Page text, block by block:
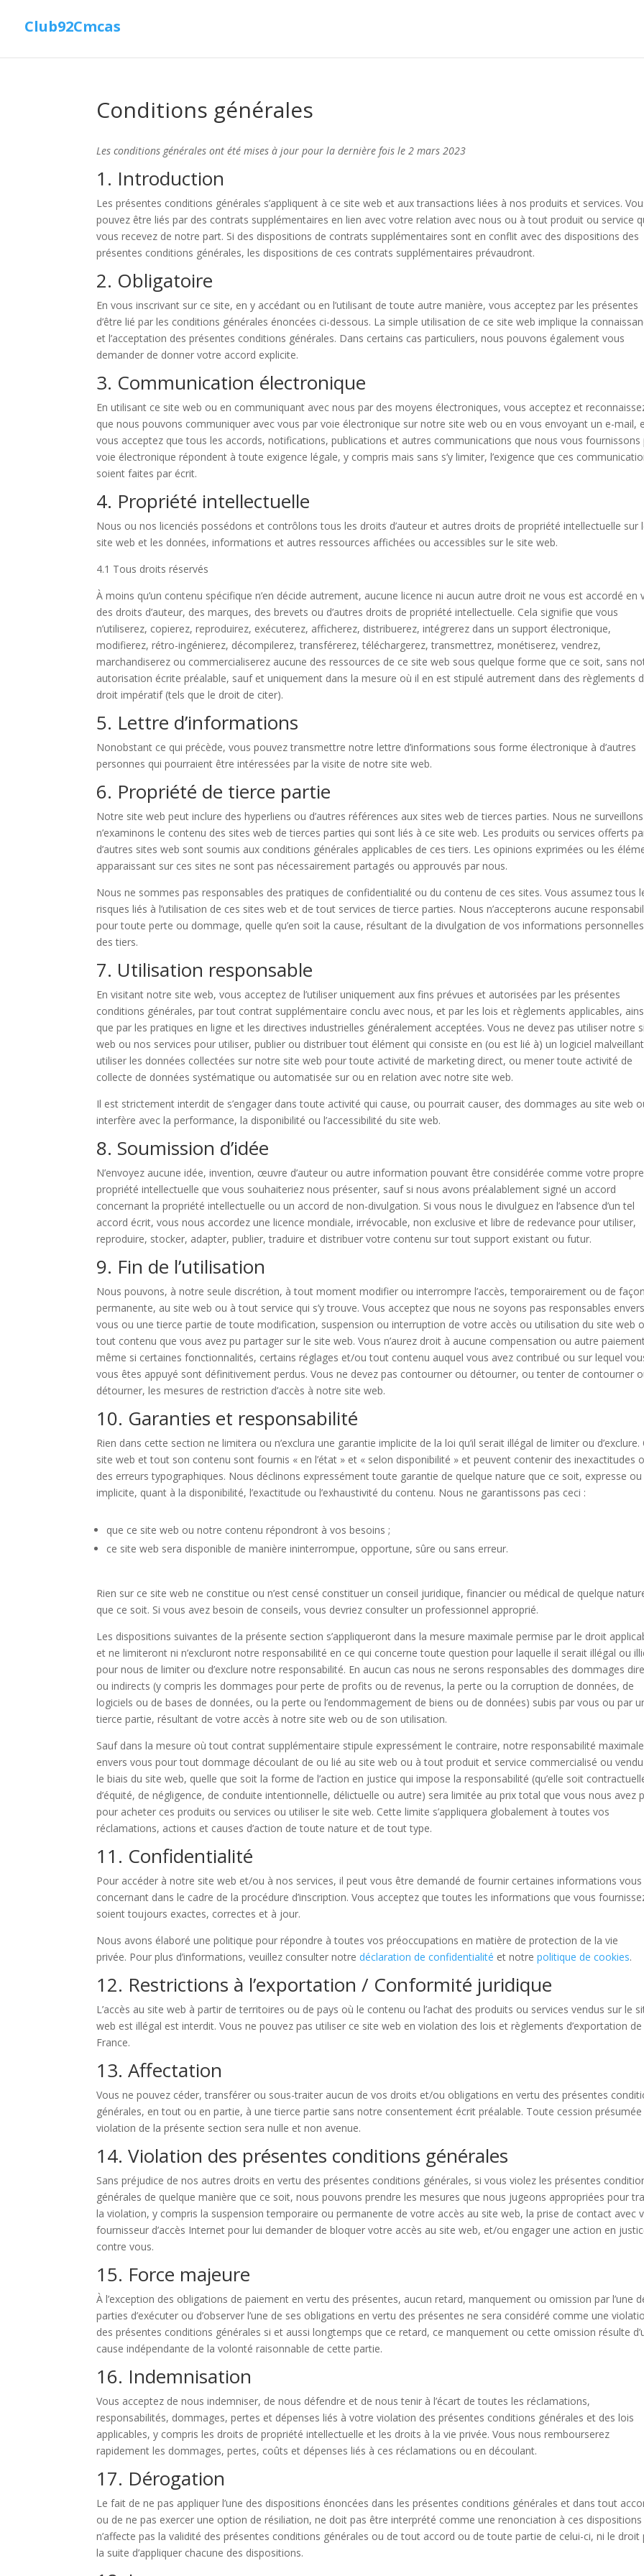
Club92Cmcas
Conditions générales
Les conditions générales ont été mises à jour pour la dernière fois le 2 mars 2023
1. Introduction
Les présentes conditions générales s’appliquent à ce site web et aux transactions liées à nos produits et services.
pouvez être liés par des contrats supplémentaires en lien avec votre relation avec nous ou à tout produit ou service
vous recevez de notre part. Si des dispositions de contrats supplémentaires sont en conflit avec des dispositions des
présentes conditions générales, les dispositions de ces contrats supplémentaires prévaudront.
2. Obligatoire
En vous inscrivant sur ce site, en y accédant ou en l’utilisant de toute autre manière, vous acceptez par les présentes
d’être lié par les conditions générales énoncées ci-dessous. La simple utilisation de ce site web implique la
et l’acceptation des présentes conditions générales. Dans certains cas particuliers, nous pouvons également vous
demander de donner votre accord explicite.
3. Communication électronique
En utilisant ce site web ou en communiquant avec nous par des moyens électroniques, vous acceptez et
que nous pouvons communiquer avec vous par voie électronique sur notre site web ou en vous envoyant un e-mail,
vous acceptez que tous les accords, notifications, publications et autres communications que nous vous fournissons
voie électronique répondent à toute exigence légale, y compris mais sans s’y limiter, l’exigence que ces
soient faites par écrit.
4. Propriété intellectuelle
Nous ou nos licenciés possédons et contrôlons tous les droits d’auteur et autres droits de propriété intellectuelle sur
site web et les données, informations et autres ressources affichées ou accessibles sur le site web.
4.1 Tous droits réservés
À moins qu’un contenu spécifique n’en décide autrement, aucune licence ni aucun autre droit ne vous est accordé en
des droits d’auteur, des marques, des brevets ou d’autres droits de propriété intellectuelle. Cela signifie que vous
n’utiliserez, copierez, reproduirez, exécuterez, afficherez, distribuerez, intégrerez dans un support électronique,
modifierez, rétro-ingénierez, décompilerez, transférerez, téléchargerez, transmettrez, monétiserez, vendrez,
marchandiserez ou commercialiserez aucune des ressources de ce site web sous quelque forme que ce soit, sans
autorisation écrite préalable, sauf et uniquement dans la mesure où il en est stipulé autrement dans des règlements
droit impératif (tels que le droit de citer).
5. Lettre d’informations
Nonobstant ce qui précède, vous pouvez transmettre notre lettre d’informations sous forme électronique à d’autres
personnes qui pourraient être intéressées par la visite de notre site web.
6. Propriété de tierce partie
Notre site web peut inclure des hyperliens ou d’autres références aux sites web de tierces parties. Nous ne
n’examinons le contenu des sites web de tierces parties qui sont liés à ce site web. Les produits ou services offerts
d’autres sites web sont soumis aux conditions générales applicables de ces tiers. Les opinions exprimées ou les
apparaissant sur ces sites ne sont pas nécessairement partagés ou approuvés par nous.
Nous ne sommes pas responsables des pratiques de confidentialité ou du contenu de ces sites. Vous assumez tous
risques liés à l’utilisation de ces sites web et de tout services de tierce parties. Nous n’accepterons aucune
pour toute perte ou dommage, quelle qu’en soit la cause, résultant de la divulgation de vos informations
des tiers.
7. Utilisation responsable
En visitant notre site web, vous acceptez de l’utiliser uniquement aux fins prévues et autorisées par les présentes
conditions générales, par tout contrat supplémentaire conclu avec nous, et par les lois et règlements applicables,
que par les pratiques en ligne et les directives industrielles généralement acceptées. Vous ne devez pas utiliser notre
web ou nos services pour utiliser, publier ou distribuer tout élément qui consiste en (ou est lié à) un logiciel
utiliser les données collectées sur notre site web pour toute activité de marketing direct, ou mener toute activité de
collecte de données systématique ou automatisée sur ou en relation avec notre site web.
Il est strictement interdit de s’engager dans toute activité qui cause, ou pourrait causer, des dommages au site web
interfère avec la performance, la disponibilité ou l’accessibilité du site web.
8. Soumission d’idée
N’envoyez aucune idée, invention, œuvre d’auteur ou autre information pouvant être considérée comme votre propre
propriété intellectuelle que vous souhaiteriez nous présenter, sauf si nous avons préalablement signé un accord
concernant la propriété intellectuelle ou un accord de non-divulgation. Si vous nous le divulguez en l’absence d’un tel
accord écrit, vous nous accordez une licence mondiale, irrévocable, non exclusive et libre de redevance pour utiliser,
reproduire, stocker, adapter, publier, traduire et distribuer votre contenu sur tout support existant ou futur.
9. Fin de l’utilisation
Nous pouvons, à notre seule discrétion, à tout moment modifier ou interrompre l’accès, temporairement ou de façon
permanente, au site web ou à tout service qui s’y trouve. Vous acceptez que nous ne soyons pas responsables envers
vous ou une tierce partie de toute modification, suspension ou interruption de votre accès ou utilisation du site web
tout contenu que vous avez pu partager sur le site web. Vous n’aurez droit à aucune compensation ou autre
même si certaines fonctionnalités, certains réglages et/ou tout contenu auquel vous avez contribué ou sur lequel
vous êtes appuyé sont définitivement perdus. Vous ne devez pas contourner ou détourner, ou tenter de contourner
détourner, les mesures de restriction d’accès à notre site web.
10. Garanties et responsabilité
Rien dans cette section ne limitera ou n’exclura une garantie implicite de la loi qu’il serait illégal de limiter ou d’exclure.
site web et tout son contenu sont fournis « en l’état » et « selon disponibilité » et peuvent contenir des inexactitudes
des erreurs typographiques. Nous déclinons expressément toute garantie de quelque nature que ce soit, expresse ou
implicite, quant à la disponibilité, l’exactitude ou l’exhaustivité du contenu. Nous ne garantissons pas ceci :
que ce site web ou notre contenu répondront à vos besoins ;
ce site web sera disponible de manière ininterrompue, opportune, sûre ou sans erreur.
Rien sur ce site web ne constitue ou n’est censé constituer un conseil juridique, financier ou médical de quelque
que ce soit. Si vous avez besoin de conseils, vous devriez consulter un professionnel approprié.
Les dispositions suivantes de la présente section s’appliqueront dans la mesure maximale permise par le droit
et ne limiteront ni n’excluront notre responsabilité en ce qui concerne toute question pour laquelle il serait illégal ou
pour nous de limiter ou d’exclure notre responsabilité. En aucun cas nous ne serons responsables des dommages
ou indirects (y compris les dommages pour perte de profits ou de revenus, la perte ou la corruption de données, de
logiciels ou de bases de données, ou la perte ou l’endommagement de biens ou de données) subis par vous ou par
tierce partie, résultant de votre accès à notre site web ou de son utilisation.
Sauf dans la mesure où tout contrat supplémentaire stipule expressément le contraire, notre responsabilité maximale
envers vous pour tout dommage découlant de ou lié au site web ou à tout produit et service commercialisé ou
le biais du site web, quelle que soit la forme de l’action en justice qui impose la responsabilité (qu’elle soit
d’équité, de négligence, de conduite intentionnelle, délictuelle ou autre) sera limitée au prix total que vous nous avez
pour acheter ces produits ou services ou utiliser le site web. Cette limite s’appliquera globalement à toutes vos
réclamations, actions et causes d’action de toute nature et de tout type.
11. Confidentialité
Pour accéder à notre site web et/ou à nos services, il peut vous être demandé de fournir certaines informations vous
concernant dans le cadre de la procédure d’inscription. Vous acceptez que toutes les informations que vous
soient toujours exactes, correctes et à jour.
Nous avons élaboré une politique pour répondre à toutes vos préoccupations en matière de protection de la vie
privée. Pour plus d’informations, veuillez consulter notredéclaration de confidentialité et notrepolitique de cookies.
12. Restrictions à l’exportation / Conformité juridique
L’accès au site web à partir de territoires ou de pays où le contenu ou l’achat des produits ou services vendus sur le
web est illégal est interdit. Vous ne pouvez pas utiliser ce site web en violation des lois et règlements d’exportation de
France.
13. Affectation
Vous ne pouvez céder, transférer ou sous-traiter aucun de vos droits et/ou obligations en vertu des présentes
générales, en tout ou en partie, à une tierce partie sans notre consentement écrit préalable. Toute cession présumée
violation de la présente section sera nulle et non avenue.
14. Violation des présentes conditions générales
Sans préjudice de nos autres droits en vertu des présentes conditions générales, si vous violez les présentes
générales de quelque manière que ce soit, nous pouvons prendre les mesures que nous jugeons appropriées pour
la violation, y compris la suspension temporaire ou permanente de votre accès au site web, la prise de contact avec
fournisseur d’accès Internet pour lui demander de bloquer votre accès au site web, et/ou engager une action en
contre vous.
15. Force majeure
À l’exception des obligations de paiement en vertu des présentes, aucun retard, manquement ou omission par l’une
parties d’exécuter ou d’observer l’une de ses obligations en vertu des présentes ne sera considéré comme une
des présentes conditions générales si et aussi longtemps que ce retard, ce manquement ou cette omission résulte
cause indépendante de la volonté raisonnable de cette partie.
16. Indemnisation
Vous acceptez de nous indemniser, de nous défendre et de nous tenir à l’écart de toutes les réclamations,
responsabilités, dommages, pertes et dépenses liés à votre violation des présentes conditions générales et des lois
applicables, y compris les droits de propriété intellectuelle et les droits à la vie privée. Vous nous rembourserez
rapidement les dommages, pertes, coûts et dépenses liés à ces réclamations ou en découlant.
17. Dérogation
Le fait de ne pas appliquer l’une des dispositions énoncées dans les présentes conditions générales et dans tout
ou de ne pas exercer une option de résiliation, ne doit pas être interprété comme une renonciation à ces
n’affecte pas la validité des présentes conditions générales ou de tout accord ou de toute partie de celui-ci, ni le droit
la suite d’appliquer chacune des dispositions.